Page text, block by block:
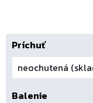
Príchuť
Balenie